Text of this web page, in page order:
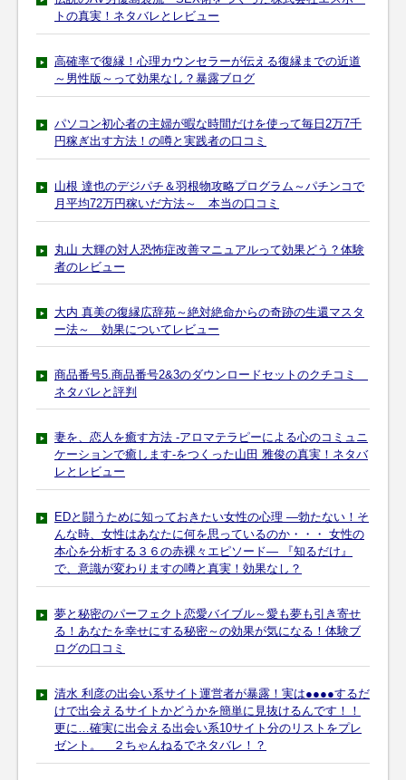
トの真実！ネタバレとレビュー
高確率で復縁！心理カウンセラーが伝える復縁までの近道
～男性版～って効果なし？暴露ブログ
パソコン初心者の主婦が暇な時間だけを使って毎日2万7千
円稼ぎ出す方法！の噂と実践者の口コミ
山根 達也のデジパチ＆羽根物攻略プログラム～パチンコで
月平均72万円稼いだ方法～ 本当の口コミ
丸山 大輝の対人恐怖症改善マニュアルって効果どう？体験
者のレビュー
大内 真美の復縁広辞苑～絶対絶命からの奇跡の生還マスタ
ー法～ 効果についてレビュー
商品番号5.商品番号2&3のダウンロードセットのクチコミ
ネタバレと評判
妻を、恋人を癒す方法 -アロマテラピーによる心のコミュニ
ケーションで癒します-をつくった山田 雅俊の真実！ネタバ
レとレビュー
EDと闘うために知っておきたい女性の心理 ―勃たない！そ
んな時、女性はあなたに何を思っているのか・・・ 女性の
本心を分析する３６の赤裸々エピソード― 『知るだけ』
で、意識が変わりますの噂と真実！効果なし？
夢と秘密のパーフェクト恋愛バイブル～愛も夢も引き寄せ
る！あなたを幸せにする秘密～の効果が気になる！体験ブ
ログの口コミ
清水 利彦の出会い系サイト運営者が暴露！実は●●●●するだ
けで出会えるサイトかどうかを簡単に見抜けるんです！！
更に…確実に出会える出会い系10サイト分のリストをプレ
ゼント。 ２ちゃんねるでネタバレ！？